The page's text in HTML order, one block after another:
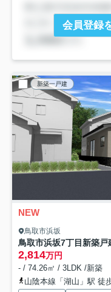
会員登録
新築一戸建
NEW
鳥取市浜坂
鳥取市浜坂7丁目新築戸
2,814万円
- / 74.26㎡ / 3LDK /新築
山陰本線「湖山」駅 徒